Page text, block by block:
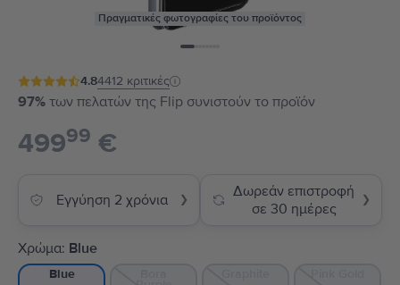
Πραγματικές φωτογραφίες του προϊόντος
4.84412 κριτικές
97% των πελατών της Flip συνιστούν το προϊόν
49999 €
Εγγύηση 2 χρόνια ❯
Δωρεάν επιστροφή
σε 30 ημέρες
❯
Χρώμα: Blue
Blue